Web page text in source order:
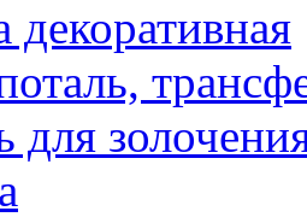
декоративная
для